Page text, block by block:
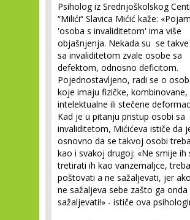
Psiholog iz Srednjoškolskog
“Milići“ Slavica Mićić kaže: «Pojam
'osoba s invaliditetom' ima više
objašnjenja. Nekada su se
sa invaliditetom zvale osobe sa
defektom, odnosno deficitom.
Pojednostavljeno, radi se o
koje imaju fizičke, kombinovane,
intelektualne ili stečene
Kad je u pitanju pristup osobi sa
invaliditetom, Mićićeva ističe da
osnovno da se takvoj osobi
kao i svakoj drugoj: «Ne smije ih
tretirati ih kao vanzemaljce,
poštovati a ne sažaljevati, jer
ne sažaljeva sebe zašto ga onda
sažaljevati!» - ističe ova